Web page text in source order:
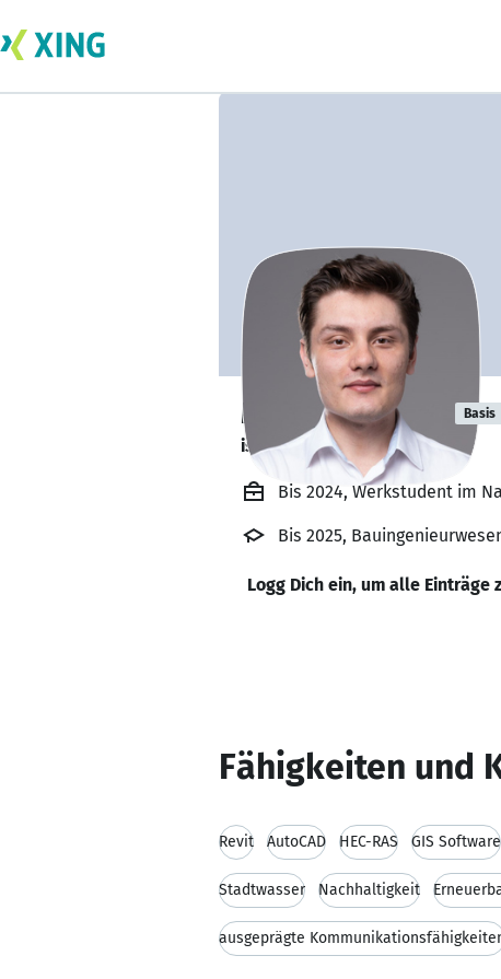
Mehmet Seber Basis
is about to graduate. 🎓
Bis 2024, Werkstudent im
Bis 2025,
Logg Dich ein, um alle Einträge
Fähigkeiten und
Revit AutoCAD HEC-RAS GIS Software
Stadtwasser Nachhaltigkeit
ausgeprägte